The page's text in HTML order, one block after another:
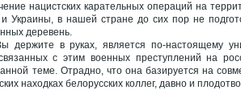
нацистских карательных операций на
Украины, в нашей стране до сих пор не
деревень.
держите в руках, является по-настоящему
с этим военных преступлений на
теме. Отрадно, что она базируется на
находках белорусских коллег, давно и